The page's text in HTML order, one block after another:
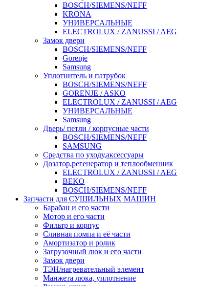
BOSCH/SIEMENS/NEFF
KRONA
УНИВЕРСАЛЬНЫЕ
ELECTROLUX / ZANUSSI / AEG
Замок двери
BOSCH/SIEMENS/NEFF
Gorenje
Samsung
Уплотнитель и патрубок
BOSCH/SIEMENS/NEFF
GORENJE / ASKO
ELECTROLUX / ZANUSSI / AEG
УНИВЕРСАЛЬНЫЕ
Samsung
Дверь/ петли / корпусные части
BOSCH/SIEMENS/NEFF
SAMSUNG
Средства по уходу,аксессуары
Дозатор,регенератор и теплообменник
ELECTROLUX / ZANUSSI / AEG
BEKO
BOSCH/SIEMENS/NEFF
Запчасти для СУШИЛЬНЫХ МАШИН
Барабан и его части
Мотор и его части
Фильтр и корпус
Сливная помпа и её части
Амортизатор и ролик
Загрузочный люк и его части
Замок двери
ТЭН/нагревательный элемент
Манжета люка, уплотнение